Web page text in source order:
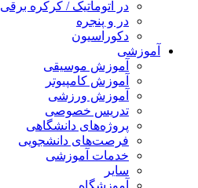
در اتوماتیک / کرکره برقی
در و پنجره
دکوراسیون
آموزشی
آموزش موسیقی
آموزش کامپیوتر
آموزش ورزشی
تدریس خصوصی
پروژه‌های دانشگاهی
فرصت‌های دانشجویی
خدمات آموزشی
سایر